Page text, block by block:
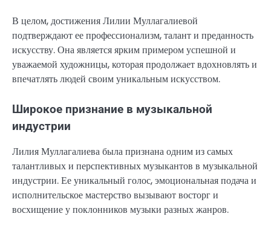
В целом, достижения Лилии Муллагалиевой
подтверждают ее профессионализм, талант и преданность
искусству. Она является ярким примером успешной и
уважаемой художницы, которая продолжает вдохновлять и
впечатлять людей своим уникальным искусством.
Широкое признание в музыкальной
индустрии
Лилия Муллагалиева была признана одним из самых
талантливых и перспективных музыкантов в музыкальной
индустрии. Ее уникальный голос, эмоциональная подача и
исполнительское мастерство вызывают восторг и
восхищение у поклонников музыки разных жанров.